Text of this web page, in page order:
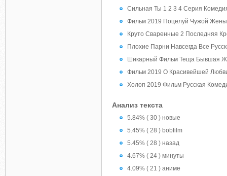
Сильная Ты 1 2 3 4 Серия
Фильм 2019 Поцелуй Чужой
Круто Сваренные 2 Последняя
Плохие Парни Навсегда Все
Шикарный Фильм Теща Бывшая
Фильм 2019 О Красивейшей
Холоп 2019 Фильм Русская
Анализ текста
5.84% ( 30 ) новые
5.45% ( 28 ) bobfilm
5.45% ( 28 ) назад
4.67% ( 24 ) минуты
4.09% ( 21 ) аниме